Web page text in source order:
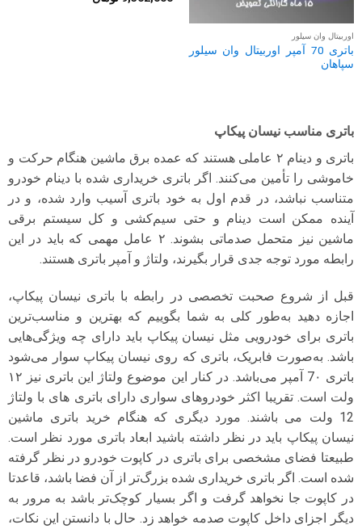
اوربیتال وان سیلور
باتری 70 آمپر اوربیتال وان سیلور
سپاهان
باتری مناسب نیسان پیکاپ
باتری و دینام ۲ عاملی هستند که عمده برق ماشین هنگام حرکت و
خاموشی را تأمین می‌کنند. اگر باتری خریداری شده با دینام خودرو
متناسب نباشد، در قدم اول به خود باتری آسیب وارد شده، و در
آینده ممکن است دینام و حتی سیم‌کشی و کل سیستم برقی
ماشین نیز متحمل صدماتی بشوند. ۲ عامل مهمی که باید در این
رابطه مورد توجه جدی قرار بگیرند، ولتاژ و آمپر باتری هستند.
قبل از شروع صحبت تخصصی در رابطه با باتری نیسان پیکاپ،
اجازه دهید به‌طور کلی به شما بگوییم که بهترین و مناسب‌ترین
باتری برای خودرویی مثل نیسان پیکاپ باید دارای چه ویژگی‌هایی
باشد. به‌صورت فابریک، باتری که روی نیسان پیکاپ سوار می‌شود
باتری 7۰ آمپر می‌باشد. در کنار این موضوع ولتاژ این باتری نیز ۱۲
ولت است. تقریبا اکثر خودروهای سواری دارای باتری های با ولتاژ
12 ولت می باشند. مورد دیگری که هنگام خرید باتری ماشین
نیسان پیکاپ باید در نظر داشته باشید ابعاد باتری مورد نظر است.
طبیعتا فضای مشخصی برای باتری در کاپوت خودرو در نظر گرفته
شده است. اگر باتری خریداری شده بزرگ‌تر از آن فضا باشد، قاعدتا
در کاپوت جا نخواهد گرفت و اگر بسیار کوچک‌تر باشد به مرور به
دیگر اجزای داخل کاپوت صدمه خواهد زد. حال با دانستن این نکات،